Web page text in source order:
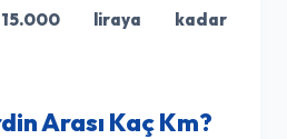
liraya kadar
Arası Kaç Km?